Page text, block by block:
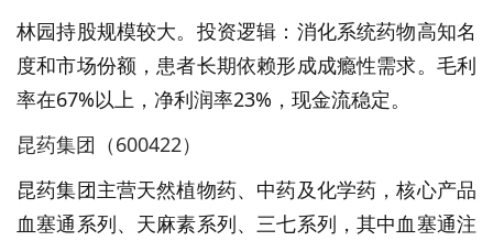
林园持股规模较大。投资逻辑：消化系统药物高知名
度和市场份额，患者长期依赖形成成瘾性需求。毛利
率在67%以上，净利润率23%，现金流稳定。
昆药集团（600422）
昆药集团主营天然植物药、中药及化学药，核心产品
血塞通系列、天麻素系列、三七系列，其中血塞通注